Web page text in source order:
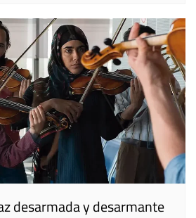
desarmada y desarmante